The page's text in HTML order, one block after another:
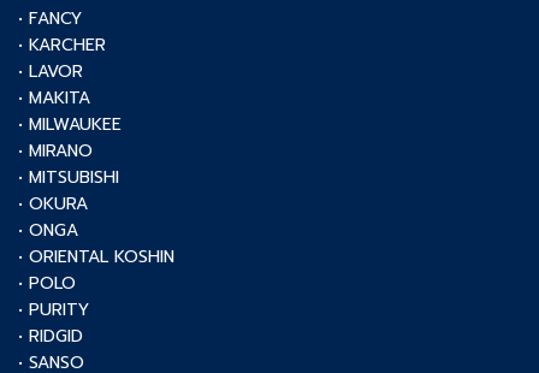
• FANCY
• KARCHER
• LAVOR
• MAKITA
• MILWAUKEE
• MIRANO
• MITSUBISHI
• OKURA
• ONGA
• ORIENTAL KOSHIN
• POLO
• PURITY
• RIDGID
• SANSO